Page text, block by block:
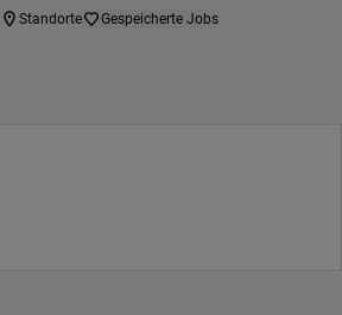
Standorte Gespeicherte Jobs